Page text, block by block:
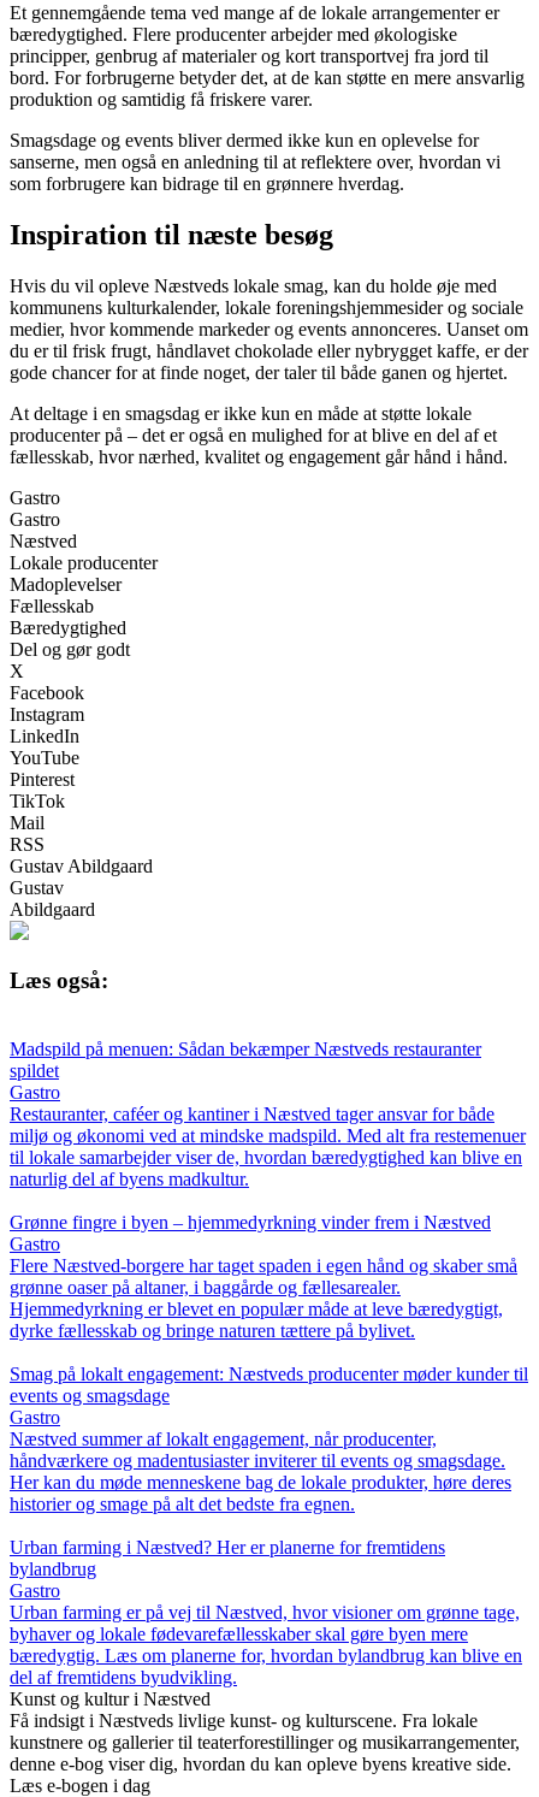
Et gennemgående tema ved mange af de lokale arrangementer er
bæredygtighed. Flere producenter arbejder med økologiske
principper, genbrug af materialer og kort transportvej fra jord til
bord. For forbrugerne betyder det, at de kan støtte en mere ansvarlig
produktion og samtidig få friskere varer.
Smagsdage og events bliver dermed ikke kun en oplevelse for
sanserne, men også en anledning til at reflektere over, hvordan vi
som forbrugere kan bidrage til en grønnere hverdag.
Inspiration til næste besøg
Hvis du vil opleve Næstveds lokale smag, kan du holde øje med
kommunens kulturkalender, lokale foreningshjemmesider og sociale
medier, hvor kommende markeder og events annonceres. Uanset om
du er til frisk frugt, håndlavet chokolade eller nybrygget kaffe, er der
gode chancer for at finde noget, der taler til både ganen og hjertet.
At deltage i en smagsdag er ikke kun en måde at støtte lokale
producenter på – det er også en mulighed for at blive en del af et
fællesskab, hvor nærhed, kvalitet og engagement går hånd i hånd.
Gastro
Gastro
Næstved
Lokale producenter
Madoplevelser
Fællesskab
Bæredygtighed
Del og gør godt
X
Facebook
Instagram
LinkedIn
YouTube
Pinterest
TikTok
Mail
RSS
Gustav Abildgaard
Gustav
Abildgaard
Læs også:
Madspild på menuen: Sådan bekæmper Næstveds restauranter
spildet
Gastro
Restauranter, caféer og kantiner i Næstved tager ansvar for både
miljø og økonomi ved at mindske madspild. Med alt fra restemenuer
til lokale samarbejder viser de, hvordan bæredygtighed kan blive en
naturlig del af byens madkultur.
Grønne fingre i byen – hjemmedyrkning vinder frem i Næstved
Gastro
Flere Næstved-borgere har taget spaden i egen hånd og skaber små
grønne oaser på altaner, i baggårde og fællesarealer.
Hjemmedyrkning er blevet en populær måde at leve bæredygtigt,
dyrke fællesskab og bringe naturen tættere på bylivet.
Smag på lokalt engagement: Næstveds producenter møder kunder til
events og smagsdage
Gastro
Næstved summer af lokalt engagement, når producenter,
håndværkere og madentusiaster inviterer til events og smagsdage.
Her kan du møde menneskene bag de lokale produkter, høre deres
historier og smage på alt det bedste fra egnen.
Urban farming i Næstved? Her er planerne for fremtidens
bylandbrug
Gastro
Urban farming er på vej til Næstved, hvor visioner om grønne tage,
byhaver og lokale fødevarefællesskaber skal gøre byen mere
bæredygtig. Læs om planerne for, hvordan bylandbrug kan blive en
del af fremtidens byudvikling.
Kunst og kultur i Næstved
Få indsigt i Næstveds livlige kunst- og kulturscene. Fra lokale
kunstnere og gallerier til teaterforestillinger og musikarrangementer,
denne e-bog viser dig, hvordan du kan opleve byens kreative side.
Læs e-bogen i dag